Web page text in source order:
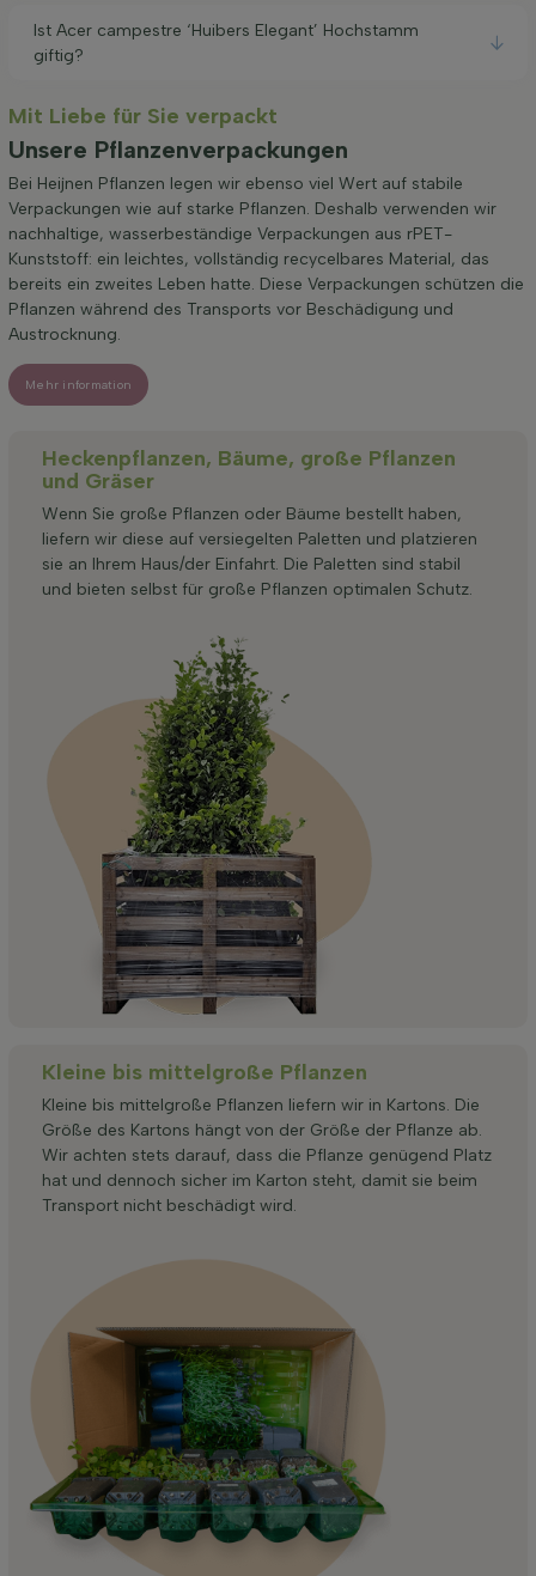
Ist Acer campestre ‘Huibers Elegant’ Hochstamm
giftig?
Mit Liebe für Sie verpackt
Unsere Pflanzenverpackungen
Bei Heijnen Pflanzen legen wir ebenso viel Wert auf stabile
Verpackungen wie auf starke Pflanzen. Deshalb verwenden wir
nachhaltige, wasserbeständige Verpackungen aus rPET-
Kunststoff: ein leichtes, vollständig recycelbares Material, das
bereits ein zweites Leben hatte. Diese Verpackungen schützen die
Pflanzen während des Transports vor Beschädigung und
Austrocknung.
Mehr information
Heckenpflanzen, Bäume, große Pflanzen
und Gräser
Wenn Sie große Pflanzen oder Bäume bestellt haben,
liefern wir diese auf versiegelten Paletten und platzieren
sie an Ihrem Haus/der Einfahrt. Die Paletten sind stabil
und bieten selbst für große Pflanzen optimalen Schutz.
Kleine bis mittelgroße Pflanzen
Kleine bis mittelgroße Pflanzen liefern wir in Kartons. Die
Größe des Kartons hängt von der Größe der Pflanze ab.
Wir achten stets darauf, dass die Pflanze genügend Platz
hat und dennoch sicher im Karton steht, damit sie beim
Transport nicht beschädigt wird.